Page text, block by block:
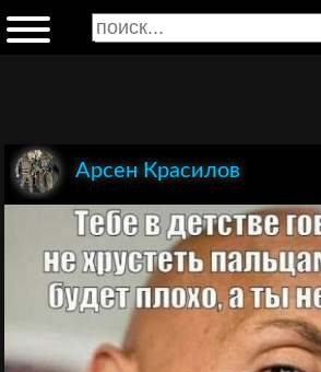
Арсен Красилов